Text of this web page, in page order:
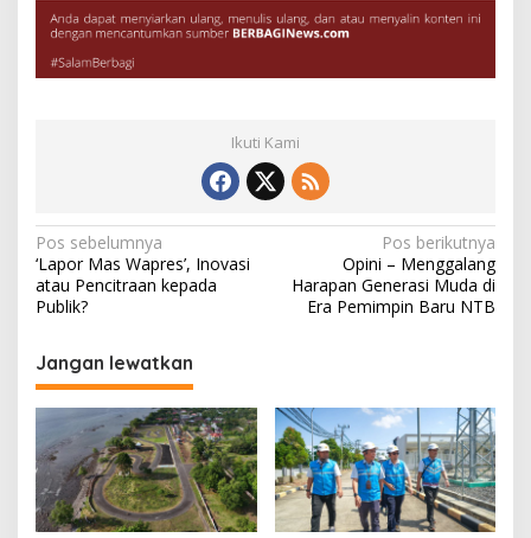
Ikuti Kami
Navigasi
pos
Pos sebelumnya
‘Lapor Mas Wapres’, Inovasi
atau Pencitraan kepada
Publik?
Pos berikutnya
Opini – Menggalang
Harapan Generasi Muda di
Era Pemimpin Baru NTB
Jangan lewatkan